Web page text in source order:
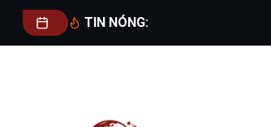
TIN NÓNG: